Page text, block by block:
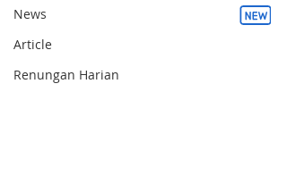
News
Article
Renungan Harian